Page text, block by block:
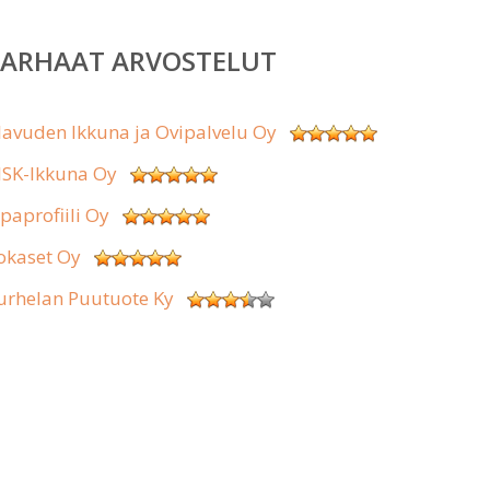
ARVOSTELUT
Ikkuna ja Ovipalvelu Oy
Ikkuna Oy
Oy
Oy
Puutuote Ky